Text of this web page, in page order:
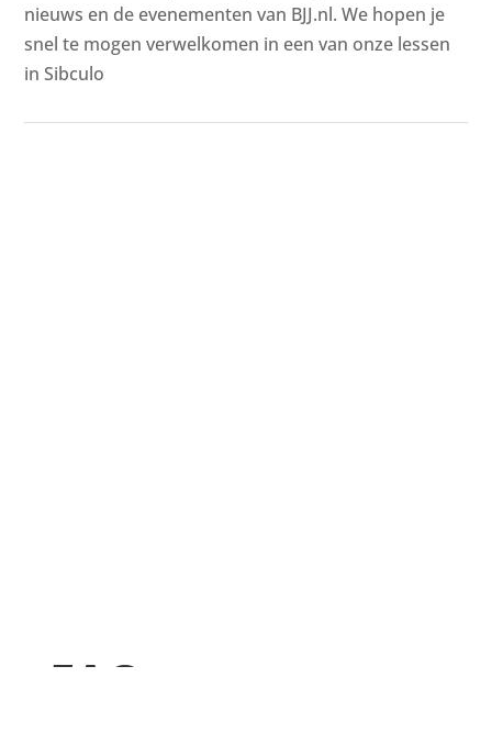
nieuws en de evenementen van BJJ.nl. We hopen je
snel te mogen verwelkomen in een van onze lessen
in Sibculo
FAQ